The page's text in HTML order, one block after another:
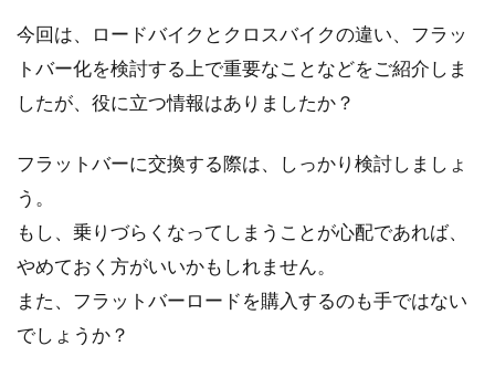
今回は、ロードバイクとクロスバイクの違い、フラッ
トバー化を検討する上で重要なことなどをご紹介しま
したが、役に立つ情報はありましたか？
フラットバーに交換する際は、しっかり検討しましょ
う。
もし、乗りづらくなってしまうことが心配であれば、
やめておく方がいいかもしれません。
また、フラットバーロードを購入するのも手ではない
でしょうか？